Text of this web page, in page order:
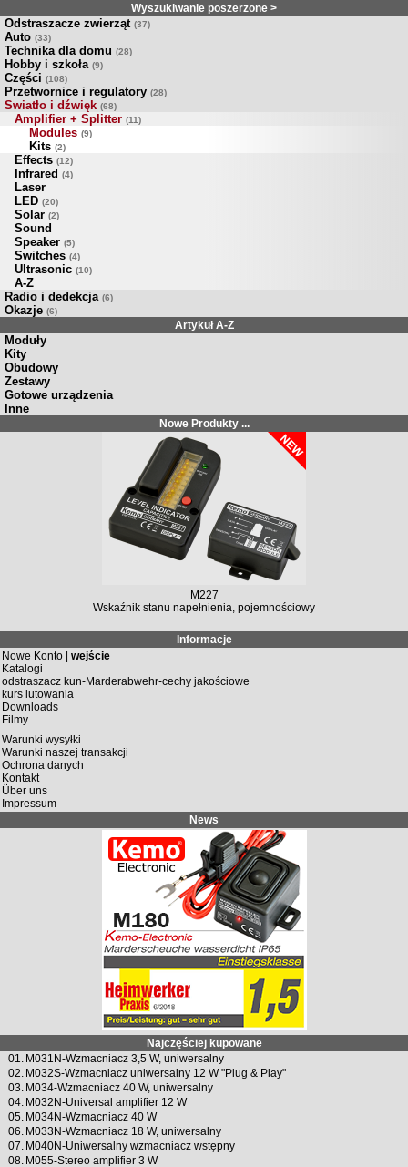
Wyszukiwanie poszerzone >
Odstraszacze zwierząt (37)
Auto (33)
Technika dla domu (28)
Hobby i szkoła (9)
Części (108)
Przetwornice i regulatory (28)
Swiatło i dźwięk (68)
Amplifier + Splitter (11)
Modules (9)
Kits (2)
Effects (12)
Infrared (4)
Laser
LED (20)
Solar (2)
Sound
Speaker (5)
Switches (4)
Ultrasonic (10)
A-Z
Radio i dedekcja (6)
Okazje (6)
Artykuł A-Z
Moduły
Kity
Obudowy
Zestawy
Gotowe urządzenia
Inne
Nowe Produkty ...
M227
Wskaźnik stanu napełnienia, pojemnościowy
Informacje
Nowe Konto | wejście
Katalogi
odstraszacz kun-Marderabwehr-cechy jakościowe
kurs lutowania
Downloads
Filmy
Warunki wysyłki
Warunki naszej transakcji
Ochrona danych
Kontakt
Über uns
Impressum
News
Najczęściej kupowane
01.
M031N-Wzmacniacz 3,5 W, uniwersalny
02. M032S-Wzmacniacz uniwersalny 12 W "Plug & Play"
03. M034-Wzmacniacz 40 W, uniwersalny
04. M032N-Universal amplifier 12 W
05. M034N-Wzmacniacz 40 W
06. M033N-Wzmacniacz 18 W, uniwersalny
07. M040N-Uniwersalny wzmacniacz wstępny
08. M055-Stereo amplifier 3 W